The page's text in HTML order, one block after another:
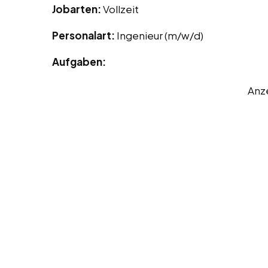
Jobarten:Vollzeit
Personalart: Ingenieur (m/w/d)
Aufgaben: